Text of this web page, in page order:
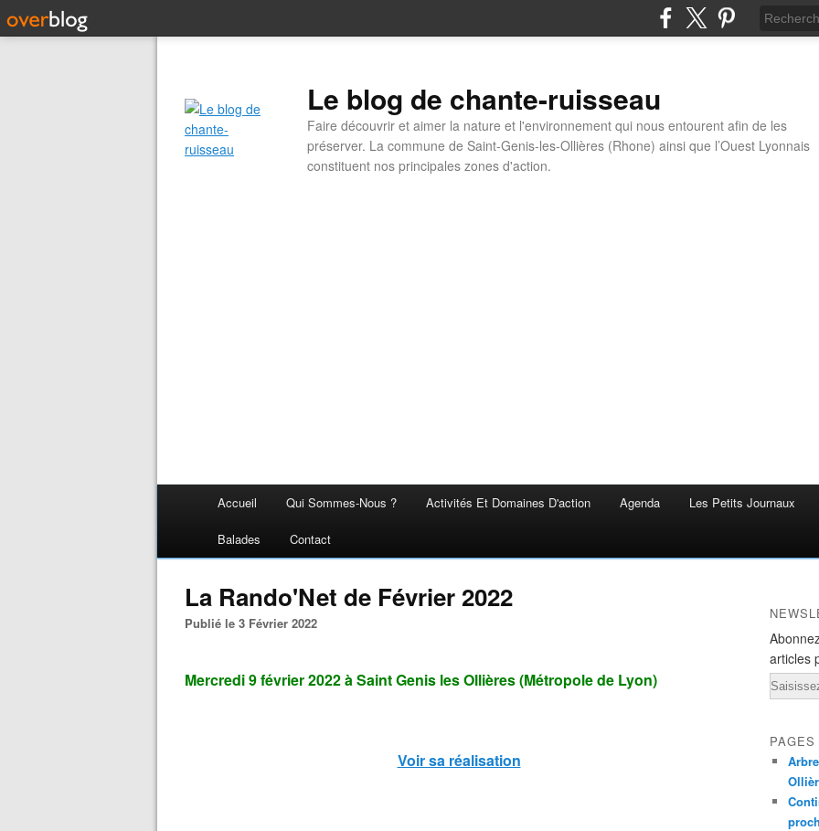
Le blog de chante-ruisseau
Faire découvrir et aimer la nature et l'environnement qui nous entourent afin de les
préserver. La commune de Saint-Genis-les-Ollières (Rhone) ainsi que l’Ouest Lyonnais
constituent nos principales zones d'action.
Accueil Qui Sommes-Nous ? Activités Et Domaines D'action Agenda Les Petits Journaux
Balades Contact
La Rando'Net de Février 2022
Publié le 3 Février 2022
Mercredi 9 février 2022 à Saint Genis les Ollières (Métropole de Lyon)
Voir sa réalisation
articles
Email
PAGES